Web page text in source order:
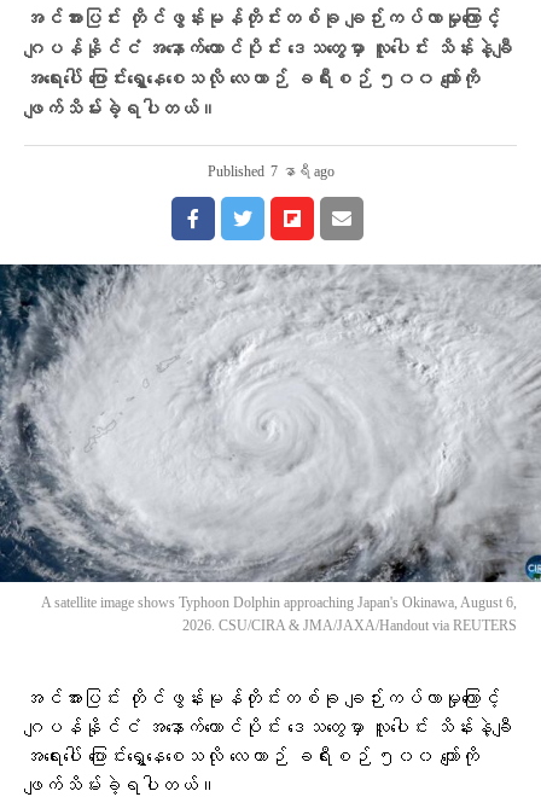
အင်အားပြင်း တိုင်ဖွန်းမုန်တိုင်းတစ်ခု ချဉ်းကပ်လာမှုကြောင့်
ဂျပန်နိုင်ငံ အနောက်တောင်ပိုင်း ဒေသတွေမှာ လူပေါင်း သိန်းနဲ့ချီ
အရေးပေါ် ပြောင်းရွှေ့နေစေသလို လေယာဉ် ခရီးစဉ် ၅၀၀ ကျော်ကို
ဖျက်သိမ်းခဲ့ရပါတယ်။
Published 7 နာရီ ago
A satellite image shows Typhoon Dolphin approaching Japan's Okinawa, August 6,
2026. CSU/CIRA & JMA/JAXA/Handout via REUTERS
အင်အားပြင်း တိုင်ဖွန်းမုန်တိုင်းတစ်ခု ချဉ်းကပ်လာမှုကြောင့်
ဂျပန်နိုင်ငံ အနောက်တောင်ပိုင်း ဒေသတွေမှာ လူပေါင်း သိန်းနဲ့ချီ
အရေးပေါ် ပြောင်းရွှေ့နေစေသလို လေယာဉ် ခရီးစဉ် ၅၀၀ ကျော်ကို
ဖျက်သိမ်းခဲ့ရပါတယ်။